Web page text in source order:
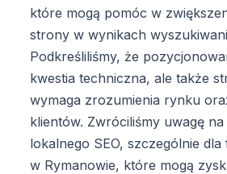
które mogą pomóc w
strony w wynikach
Podkreśliliśmy, że
kwestia techniczna, ale także
wymaga zrozumienia rynku
klientów. Zwróciliśmy uwagę
lokalnego SEO, szczególnie dla
w Rymanowie, które mogą